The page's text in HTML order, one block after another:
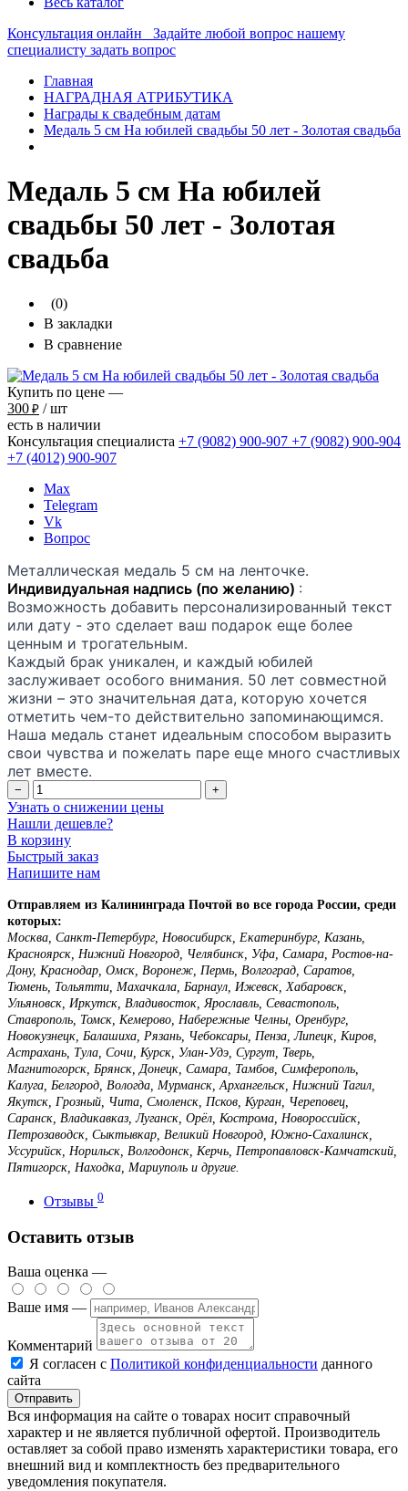
Консультация онлайн
Задайте любой вопрос нашему
специалисту задать вопрос
Главная
НАГРАДНАЯ АТРИБУТИКА
Награды к свадебным датам
Медаль 5 см На юбилей свадьбы 50 лет - Золотая свадьба
Медаль 5 см На юбилей
свадьбы 50 лет - Золотая
свадьба
(0)
В закладки
В сравнение
Купить по цене —
300 ₽ / шт
есть в наличии
Консультация специалиста +7 (9082) 900-907 +7 (9082) 900-904
+7 (4012) 900-907
Max
Telegram
Vk
Вопрос
Металлическая медаль 5 см на ленточке.
Индивидуальная надпись (по желанию) :
Возможность добавить персонализированный текст
или дату - это сделает ваш подарок еще более
ценным и трогательным.
Каждый брак уникален, и каждый юбилей
заслуживает особого внимания. 50 лет совместной
жизни – это значительная дата, которую хочется
отметить чем-то действительно запоминающимся.
Наша медаль станет идеальным способом выразить
свои чувства и пожелать паре еще много счастливых
лет вместе.
− +
Узнать о снижении цены
Нашли дешевле?
В корзину
Быстрый заказ
Напишите нам
Отправляем из Калининграда Почтой во все города России, среди
которых:
Москва, Санкт-Петербург, Новосибирск, Екатеринбург, Казань,
Красноярск, Нижний Новгород, Челябинск, Уфа, Самара, Ростов-на-
Дону, Краснодар, Омск, Воронеж, Пермь, Волгоград, Саратов,
Тюмень, Тольятти, Махачкала, Барнаул, Ижевск, Хабаровск,
Ульяновск, Иркутск, Владивосток, Ярославль, Севастополь,
Ставрополь, Томск, Кемерово, Набережные Челны, Оренбург,
Новокузнецк, Балашиха, Рязань, Чебоксары, Пенза, Липецк, Киров,
Астрахань, Тула, Сочи, Курск, Улан-Удэ, Сургут, Тверь,
Магнитогорск, Брянск, Донецк, Самара, Тамбов, Симферополь,
Калуга, Белгород, Вологда, Мурманск, Архангельск, Нижний Тагил,
Якутск, Грозный, Чита, Смоленск, Псков, Курган, Череповец,
Саранск, Владикавказ, Луганск, Орёл, Кострома, Новороссийск,
Петрозаводск, Сыктывкар, Великий Новгород, Южно-Сахалинск,
Уссурийск, Норильск, Волгодонск, Керчь, Петропавловск-Камчатский,
Пятигорск, Находка, Мариуполь и другие.
Отзывы 0
Оставить отзыв
Ваша оценка —
Ваше имя —
Комментарий
Я согласен с Политикой конфиденциальности данного
сайта
Вся информация на сайте о товарах носит справочный
характер и не является публичной офертой. Производитель
оставляет за собой право изменять характеристики товара, его
внешний вид и комплектность без предварительного
уведомления покупателя.